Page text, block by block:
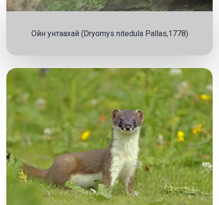
Ойн унтаахай (Dryomys nitedula Pallas,1778)